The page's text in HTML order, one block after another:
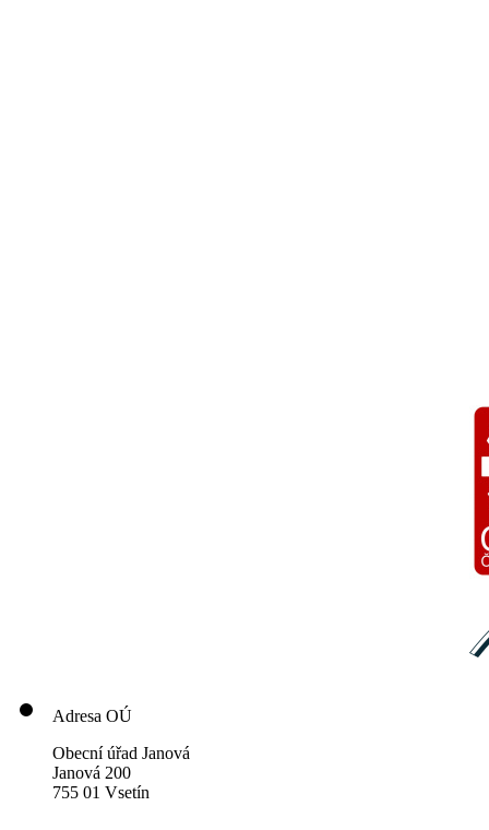
Adresa OÚ
Obecní úřad Janová
Janová 200
755 01 Vsetín